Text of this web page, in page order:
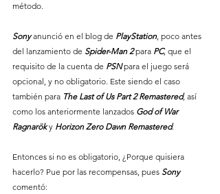
método.
Sony anunció en el blog de PlayStation, poco antes
del lanzamiento de Spider-Man 2 para PC, que el
requisito de la cuenta de PSN para el juego será
opcional, y no obligatorio. Este siendo el caso
también para The Last of Us Part 2 Remastered, así
como los anteriormente lanzados God of War
Ragnarök y Horizon Zero Dawn Remastered.
Entonces si no es obligatorio, ¿Porque quisiera
hacerlo? Pue por las recompensas, pues Sony
comentó: